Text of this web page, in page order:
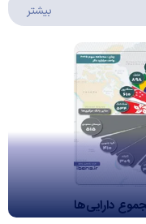
بیشتر
دارایی‌ها